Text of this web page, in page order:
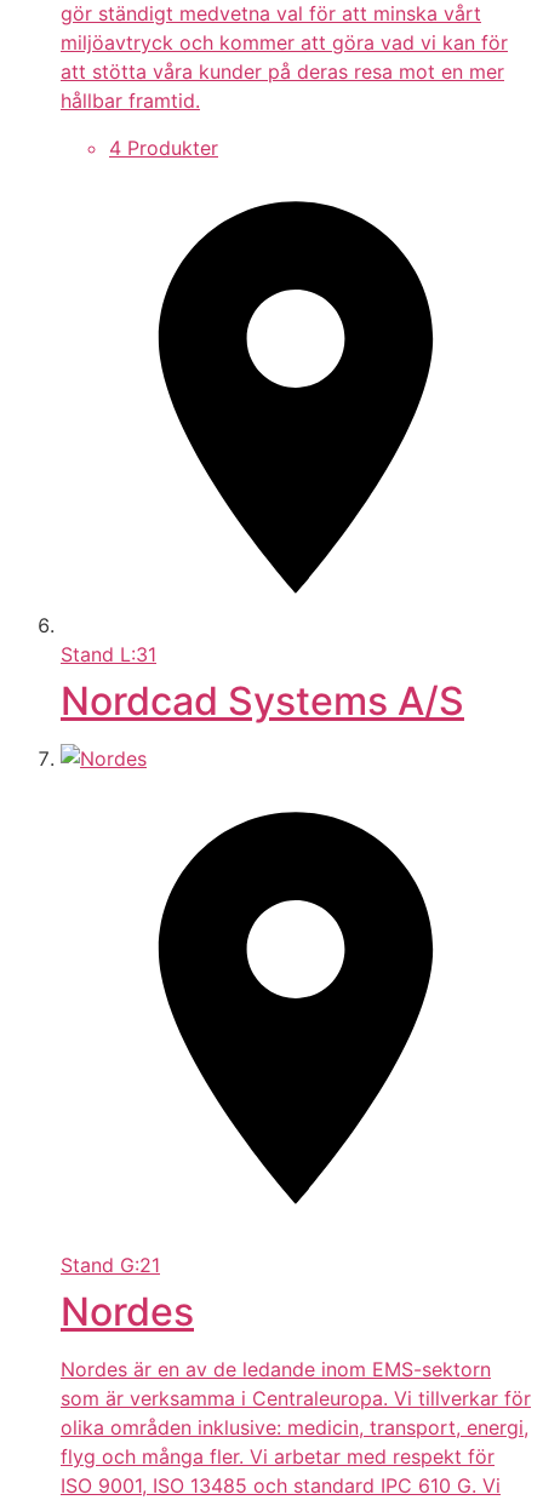
gör ständigt medvetna val för att minska vårt
miljöavtryck och kommer att göra vad vi kan för
att stötta våra kunder på deras resa mot en mer
hållbar framtid.
4 Produkter
Stand L:31
Nordcad Systems A/S
Stand G:21
Nordes
Nordes är en av de ledande inom EMS-sektorn
som är verksamma i Centraleuropa. Vi tillverkar för
olika områden inklusive: medicin, transport, energi,
flyg och många fler. Vi arbetar med respekt för
ISO 9001, ISO 13485 och standard IPC 610 G. Vi